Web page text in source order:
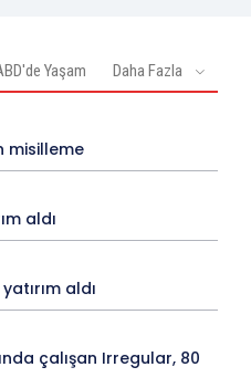
Yaşam Daha Fazla
misilleme
aldı
aldı
çalışan Irregular, 80